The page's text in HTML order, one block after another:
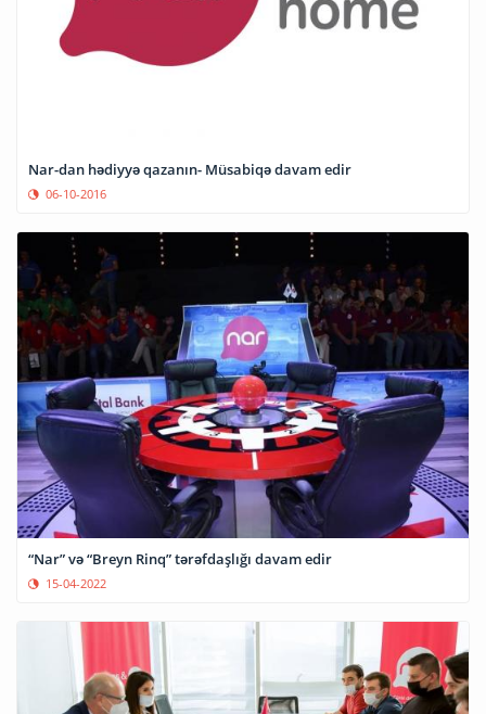
Nar-dan hədiyyə qazanın- Müsabiqə davam edir
06-10-2016
“Nar” və “Breyn Rinq” tərəfdaşlığı davam edir
15-04-2022